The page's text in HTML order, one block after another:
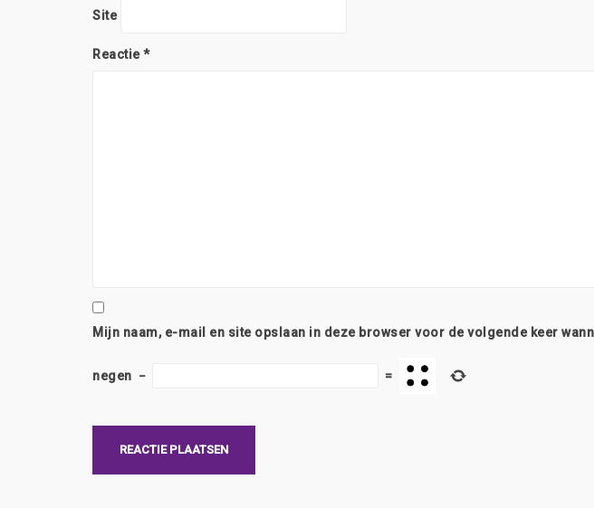
Site
Reactie*
Mijn naam, e-mail en site opslaan in deze browser voor de volgende keer
negen − =